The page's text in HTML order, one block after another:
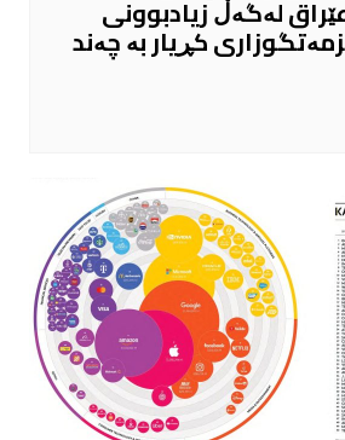
لەگەڵ زیادبوونی
کڕیار بە چەند